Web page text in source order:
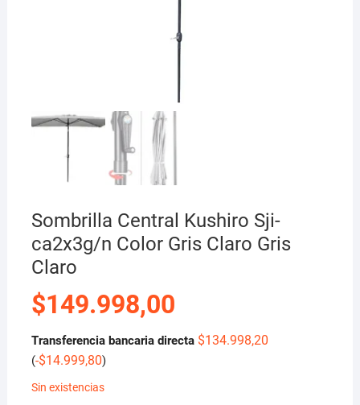
Sombrilla Central Kushiro Sji-
ca2x3g/n Color Gris Claro Gris
Claro
$149.998,00
Transferencia bancaria directa $134.998,20
(-$14.999,80)
Sin existencias